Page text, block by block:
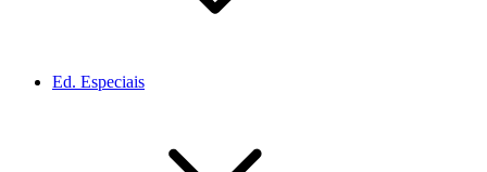
Ed. Especiais